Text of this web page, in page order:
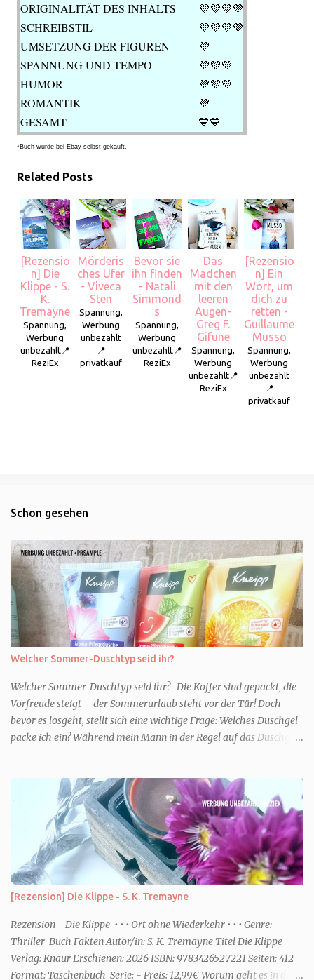
ORIGINALITÄT DES INHALTS
💜💜💜💜
SCHREIBSTIL
💜💜💜💜
UMSETZUNG DER FIGUREN
💜
SPANNUNG UND TEMPO 💜💜💜
HUMOR
💜💜💜
ROMANTIK
💜
GESAMT 💙💙
*Buch wurde bei Ebay selbst gekauft.
Related Posts
[Rezensio
n] Die
Klippe - S.
K.
Tremayne
Spannung,
Werbung
unbezahlt📍
ReziEx
Mörderis
ches Ufer
- Viveca
Sten
Spannung,
Werbung
unbezahlt
📍
privatkauf
Bevor sie
ihn finden
- Natali
Simmond
s
Spannung,
Werbung
unbezahlt📍
ReziEx
Das
Mädchen
mit den
leeren
Augen-
Greg F.
Gifune
Spannung,
Werbung
unbezahlt📍
ReziEx
[Rezensio
n] Ein
Wort, um
dich zu
retten -
Guillaume
Musso
Spannung,
Werbung
unbezahlt
📍
privatkauf
Schon gesehen
Welcher Sommer-Duschtyp seid ihr?
Welcher Sommer-Duschtyp seid ihr? Die Koffer sind gepackt, die
Vorfreude steigt – der Sommerurlaub steht vor der Tür! Doch
bevor es losgeht, stellt sich eine wichtige Frage: Welches Duschgel
packe ich ein? Während mein Mann in der Regel auf das Duschgel
Urlaub Entspannung und Wellness. Falls ihr ähnlich denkt, lasst
uns doch herausfinden, welcher Duschtyp ihr seid. TYP
GENIESSER Egal, ob Strand oder Städtetrip - für euch gehört
gutes Essen, ein guter Wein oder Cocktail, vielleicht ein gutes Buch
dazu. Ihr liebt es Sonnenuntergänge zu beobachten und genießt
einfach jeden Moment. Dann seid ihr wie ich der Typ Genießer.
Hier empfehle ich tatsächlich Düfte die zur Jahreszeit passen, weil
ihr dann bessere entspannen könnt. Zum Beispiel ein Duschgel mit
einem frisch-fruchtigen Duft, wie die Kneipp Aroma-Pflegedusche
“ Sommer Flirt ...
[Rezension] Die Klippe - S. K. Tremayne
Rezension - Die Klippe • • • Ort ohne Wiederkehr • • • Genre:
Thriller Buch Fakten Autor/in: S. K. Tremayne Titel Die Klippe
Verlag: Knaur Erschienen: 2026 ISBN: 9783426527221 Seiten: 412
Format: Taschenbuch Serie: - Preis: 12,99€ Worum geht es in dem